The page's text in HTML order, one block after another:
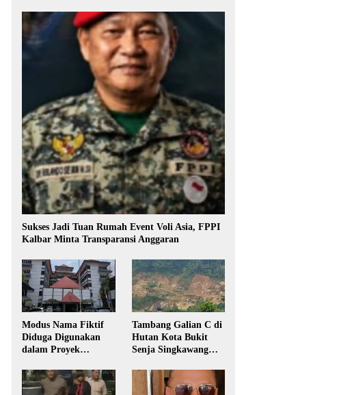
Sukses Jadi Tuan Rumah Event Voli Asia, FPPI
Kalbar Minta Transparansi Anggaran
Modus Nama Fiktif
Diduga Digunakan
dalam Proyek
Tambang Galian C di
Hutan Kota Bukit
Senja Singkawang